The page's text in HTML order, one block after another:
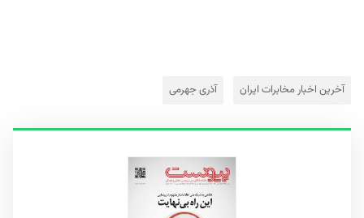
آخرین اخبار مخابرات ایران آذری جهرمی